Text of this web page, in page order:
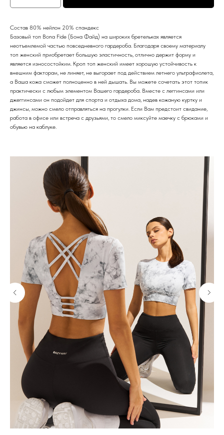
Состав 80% нейлон 20% спандекс
Базовый топ Bona Fide (Бона Файд) на широких бретельках является
неотъемлемой частью повседневного гардероба. Благодаря своему материалу
топ женский приобретает большую эластичность, отлично держит форму и
является износостойким. Кроп топ женский имеет хорошую устойчивость к
внешним факторам, не линяет, не выгорает под действием летнего ультрафиолета,
а Ваша кожа сможет полноценно в ней дышать. Вы можете сочетать этот топик
практически с любым элементом Вашего гардероба. Вместе с леггинсами или
джеггинсами он подойдет для спорта и отдыха дома, надев кожаную куртку и
джинсы, можно смело отправляться на прогулки. Если Вам предстоит свидание,
работа в офисе или встреча с друзьями, то смело миксуйте маечку с брюками и
обувью на каблуке.